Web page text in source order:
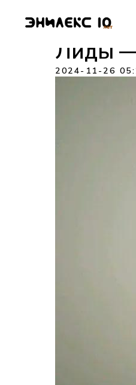
Лиды —
2024-11-26